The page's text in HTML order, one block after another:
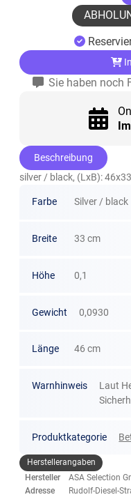
Sie haben noch
Beschreibung
silver / black, (LxB):
Farbe Silver / black
Breite 33 cm
Höhe 0,1
Gewicht 0,0930
Länge 46 cm
Warnhinweis
Laut
Produktkategorie
Herstellerangaben
Hersteller
ASA Selection
Adresse
Rudolf-Diesel-